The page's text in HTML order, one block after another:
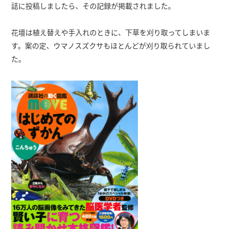
誌に投稿しましたら、その記録が掲載されました。
花壇は植え替えや手入れのときに、下草を刈り取ってしまいま
す。案の定、ウマノスズクサもほとんどが刈り取られていまし
た。